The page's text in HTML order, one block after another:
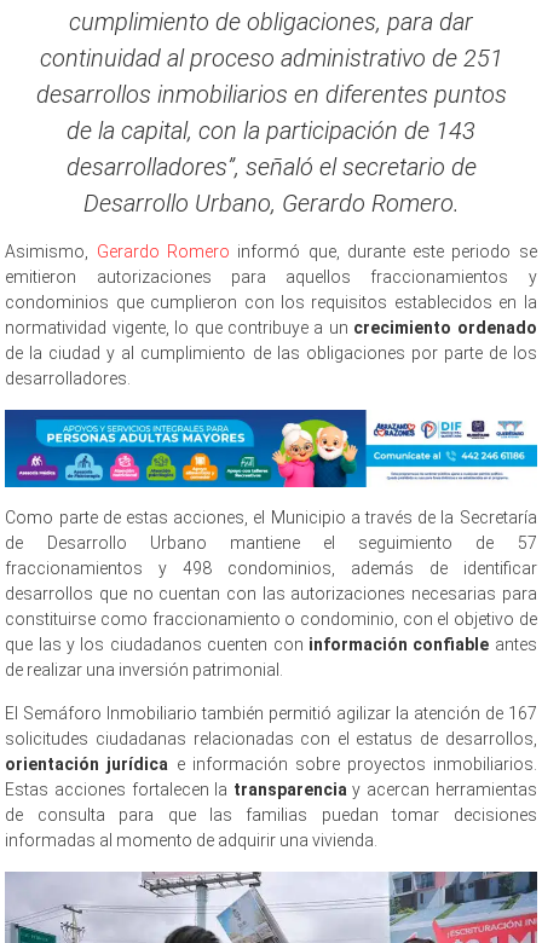
cumplimiento de obligaciones, para dar
continuidad al proceso administrativo de 251
desarrollos inmobiliarios en diferentes puntos
de la capital, con la participación de 143
desarrolladores”, señaló el secretario de
Desarrollo Urbano, Gerardo Romero.
Asimismo, Gerardo Romero informó que, durante este periodo se
emitieron autorizaciones para aquellos fraccionamientos y
condominios que cumplieron con los requisitos establecidos en la
normatividad vigente, lo que contribuye a un crecimiento ordenado
de la ciudad y al cumplimiento de las obligaciones por parte de los
desarrolladores.
Como parte de estas acciones, el Municipio a través de la Secretaría
de Desarrollo Urbano mantiene el seguimiento de 57
fraccionamientos y 498 condominios, además de identificar
desarrollos que no cuentan con las autorizaciones necesarias para
constituirse como fraccionamiento o condominio, con el objetivo de
que las y los ciudadanos cuenten con información confiable antes
de realizar una inversión patrimonial.
El Semáforo Inmobiliario también permitió agilizar la atención de 167
solicitudes ciudadanas relacionadas con el estatus de desarrollos,
orientación jurídica e información sobre proyectos inmobiliarios.
Estas acciones fortalecen la transparencia y acercan herramientas
de consulta para que las familias puedan tomar decisiones
informadas al momento de adquirir una vivienda.